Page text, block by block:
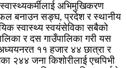
अभिमुखिकरण
बनाउन सङ्घ, प्रदेश र स्थानीय
स्वास्थ्य स्वयंसेविका सबैको
र दस गाउँपालिका गरी यस
११ हजार ४४ छात्रा र
२४४ जना किशोरीलाई एचपिभी